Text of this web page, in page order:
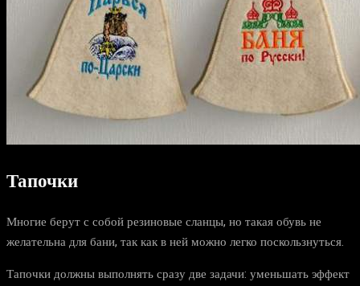
Тапочки
Многие берут с собой резиновые сланцы, но такая обувь не
желательна для бани, так как в ней можно легко поскользнуться.
Тапочки должны выполнять сразу две задачи: уменьшать эффект